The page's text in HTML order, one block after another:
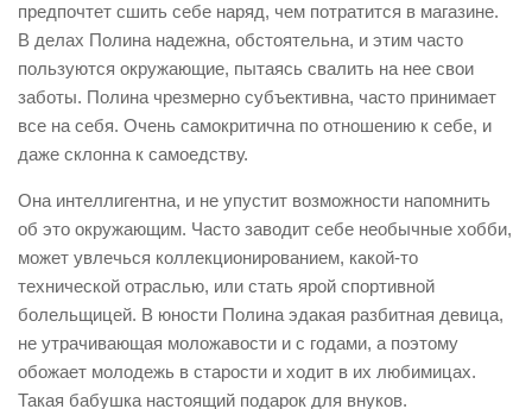
предпочтет сшить себе наряд, чем потратится в магазине.
В делах Полина надежна, обстоятельна, и этим часто
пользуются окружающие, пытаясь свалить на нее свои
заботы. Полина чрезмерно субъективна, часто принимает
все на себя. Очень самокритична по отношению к себе, и
даже склонна к самоедству.
Она интеллигентна, и не упустит возможности напомнить
об это окружающим. Часто заводит себе необычные хобби,
может увлечься коллекционированием, какой-то
технической отраслью, или стать ярой спортивной
болельщицей. В юности Полина эдакая разбитная девица,
не утрачивающая моложавости и с годами, а поэтому
обожает молодежь в старости и ходит в их любимицах.
Такая бабушка настоящий подарок для внуков.